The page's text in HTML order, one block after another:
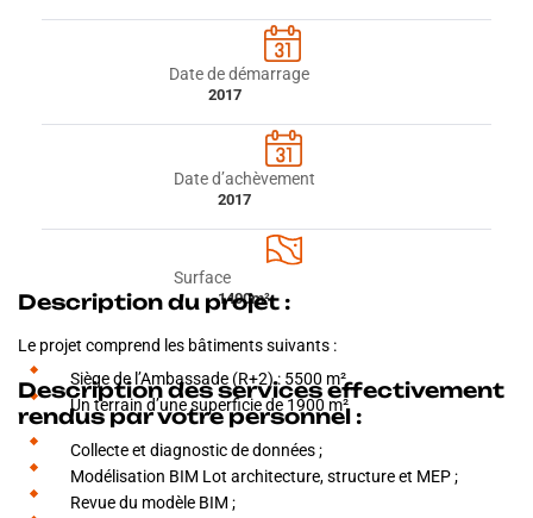
Date de démarrage
2017
Date d’achèvement
2017
Surface
1400m²
Description du projet :
Le projet comprend les bâtiments suivants :
Siège de l’Ambassade (R+2) : 5500 m²
Un terrain d’une superficie de 1900 m²
Description des services effectivement
rendus par votre personnel :
Collecte et diagnostic de données ;
Modélisation BIM Lot architecture, structure et MEP ;
Revue du modèle BIM ;